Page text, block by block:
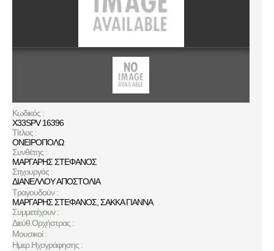
Κωδικός :
X33SPV 16396
Τίτλος :
ΟΝΕΙΡΟΠΟΛΩ
Συνθέτης :
ΜΑΡΓΑΡΗΣ ΣΤΕΦΑΝΟΣ
Στιχουργός :
ΔΙΑΝΕΛΛΟΥ ΑΠΟΣΤΟΛΙΑ
Τραγουδούν :
ΜΑΡΓΑΡΗΣ ΣΤΕΦΑΝΟΣ ΣΑΚΚΑ ΓΙΑΝΝΑ
Συμμετέχουν :
Διεύθ.Ορχήστρας :
Μουσικοί :
Ημερ.Ηχογράφησης :